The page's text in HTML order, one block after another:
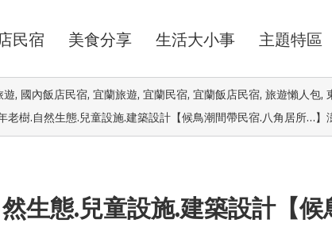
民宿 美食分享 生活大小事 主題特區
遊, 國內飯店民宿, 宜蘭旅遊, 宜蘭民宿, 宜蘭飯店民宿, 旅遊懶人包,
老樹.自然生態.兒童設施.建築設計【候鳥潮間帶民宿.八角居所…】
生態.兒童設施.建築設計【候